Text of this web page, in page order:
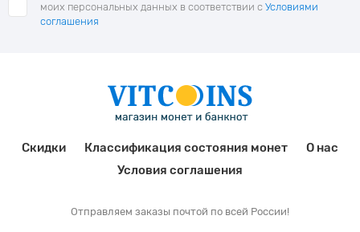
моих персональных данных в соответствии с Условиями
соглашения
Скидки Классификация состояния монет
О нас
Условия соглашения
Отправляем заказы почтой по всей России!